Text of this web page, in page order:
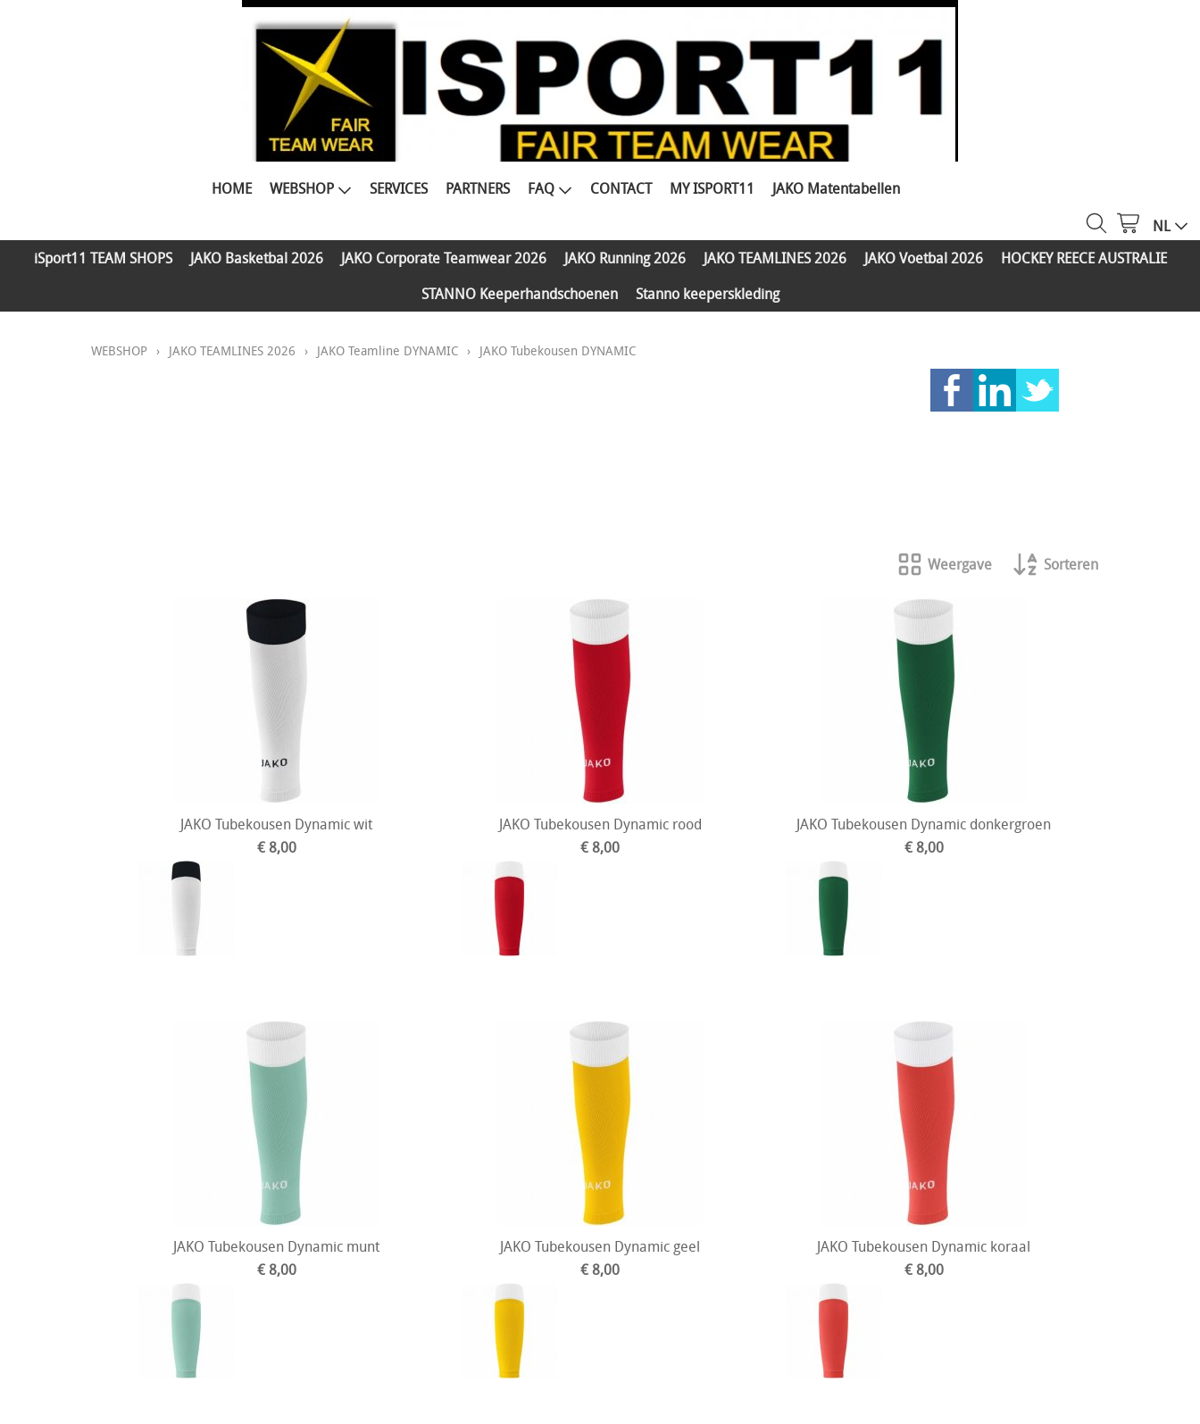
HOME WEBSHOP SERVICES PARTNERS FAQ CONTACT MY ISPORT11
JAKO Matentabellen
NL
iSport11 TEAM SHOPS
JAKO Basketbal 2026 JAKO Corporate Teamwear 2026 JAKO Running 2026 JAKO TEAMLINES 2026 JAKO Voetbal 2026
HOCKEY REECE AUSTRALIE
STANNO Keeperhandschoenen
Stanno keeperskleding
WEBSHOP › JAKO TEAMLINES 2026 › JAKO Teamline DYNAMIC › JAKO Tubekousen DYNAMIC
Weergave Sorteren
JAKO Tubekousen Dynamic wit
€ 8,00
JAKO Tubekousen Dynamic rood
€ 8,00
JAKO Tubekousen Dynamic donkergroen
€ 8,00
JAKO Tubekousen Dynamic munt
€ 8,00
JAKO Tubekousen Dynamic geel
€ 8,00
JAKO Tubekousen Dynamic koraal
€ 8,00